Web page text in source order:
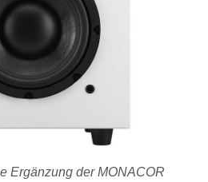
Ergänzung der MONACOR